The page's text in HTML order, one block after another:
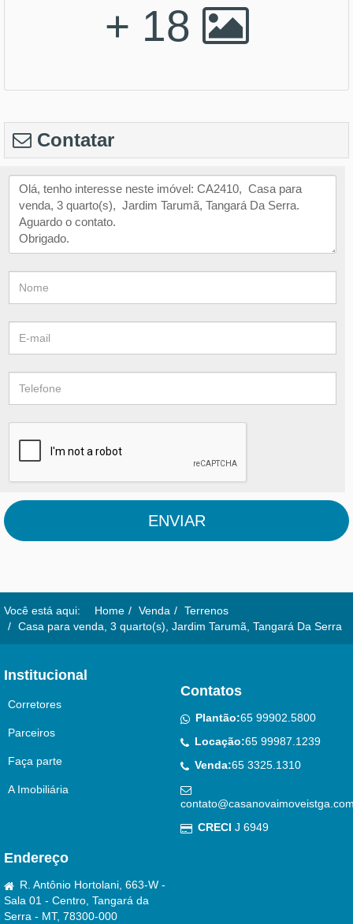
+ 18
Contatar
ENVIAR
Você está aqui: Home Venda
Terrenos
Casa para venda, 3 quarto(s), Jardim Tarumã, Tangará Da Serra
Institucional
Corretores
Parceiros
Faça parte
A Imobiliária
Contatos
Plantão:65 99902.5800
Locação:65 99987.1239
Venda:65 3325.1310
CRECI J 6949
Endereço
R. Antônio Hortolani, 663-W -
Sala 01 - Centro, Tangará da
Serra - MT, 78300-000